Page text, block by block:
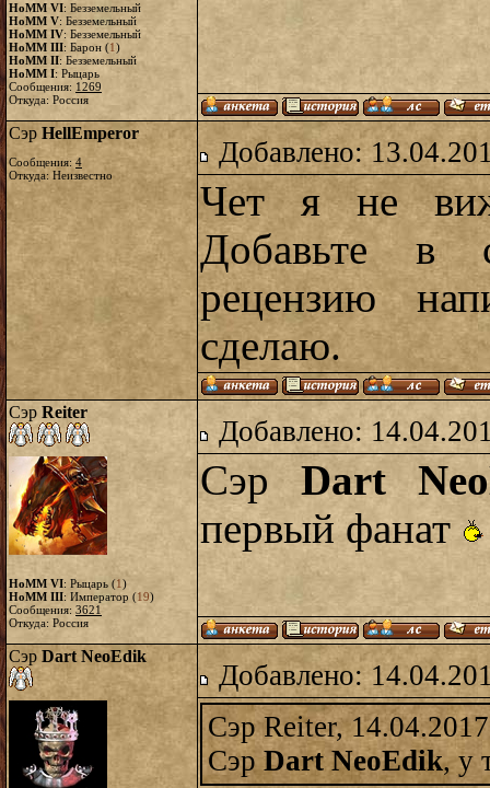
HoMM VI: Безземельный
HoMM V: Безземельный
HoMM IV: Безземельный
HoMM III: Барон (1)
HoMM II: Безземельный
HoMM I: Рыцарь
Сообщения: 1269
Откуда: Россия
Сэр HellEmperor
Сообщения: 4
Откуда: Неизвестно
Добавлено:
Чет я не
Добавьте в
рецензию
сделаю.
Сэр Reiter
HoMM VI: Рыцарь (1)
HoMM III: Император (19)
Сообщения: 3621
Откуда: Россия
Добавлено:
Сэр Dart
первый фанат
Сэр Dart NeoEdik
Добавлено:
Сэр Reiter,
СэрDart NeoEdik, у